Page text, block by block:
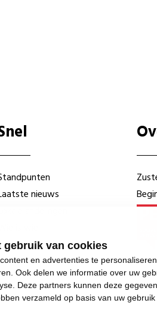
gebruik van cookies
en advertenties te
Ook delen we informatie over uw
Deze partners kunnen deze
verzameld op basis van uw
nieuws